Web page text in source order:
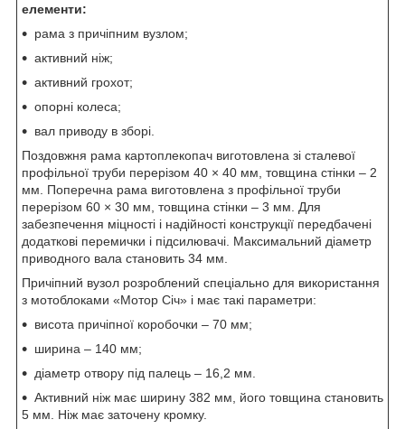
елементи:
рама з причіпним вузлом;
активний ніж;
активний грохот;
опорні колеса;
вал приводу в зборі.
Поздовжня рама картоплекопач виготовлена ​​зі сталевої
профільної труби перерізом 40 × 40 мм, товщина стінки – 2
мм. Поперечна рама виготовлена ​​з профільної труби
перерізом 60 × 30 мм, товщина стінки – 3 мм. Для
забезпечення міцності і надійності конструкції передбачені
додаткові перемички і підсилювачі. Максимальний діаметр
приводного вала становить 34 мм.
Причіпний вузол розроблений спеціально для використання
з мотоблоками «Мотор Січ» і має такі параметри:
висота причіпної коробочки – 70 мм;
ширина – 140 мм;
діаметр отвору під палець – 16,2 мм.
Активний ніж має ширину 382 мм, його товщина становить
5 мм. Ніж має заточену кромку.